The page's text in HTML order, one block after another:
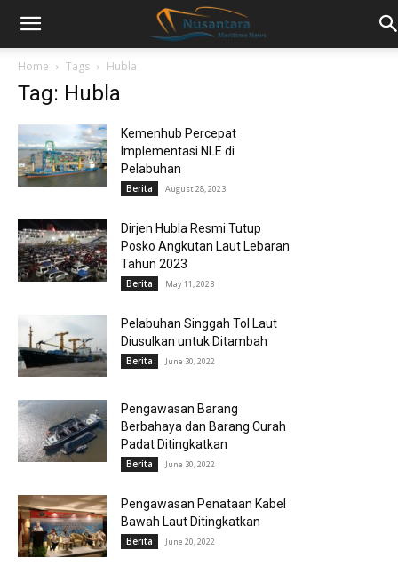
Home Tags Hubla
Tag: Hubla
Kemenhub Percepat
Implementasi NLE di
Pelabuhan
Berita August 28, 2023
Dirjen Hubla Resmi Tutup
Posko Angkutan Laut Lebaran
Tahun 2023
Berita May 11, 2023
Pelabuhan Singgah Tol Laut
Diusulkan untuk Ditambah
Berita June 30, 2022
Pengawasan Barang
Berbahaya dan Barang Curah
Padat Ditingkatkan
Berita June 30, 2022
Pengawasan Penataan Kabel
Bawah Laut Ditingkatkan
Berita June 20, 2022